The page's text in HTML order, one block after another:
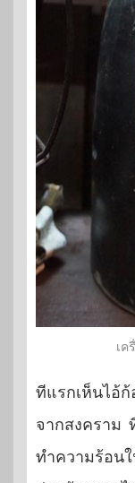
เค
ทีแรกเห็นไอ้
จากสงคราม
ทำความร้อน